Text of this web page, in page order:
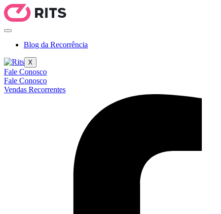
Blog da Recorrência
X
Fale Conosco
Fale Conosco
Vendas Recorrentes